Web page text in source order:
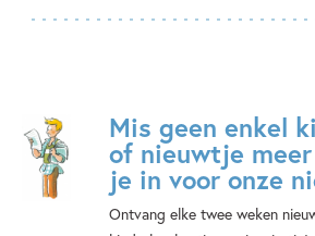
Mis geen enkel
of nieuwtje
je in voor onze
Ontvang elke twee weken